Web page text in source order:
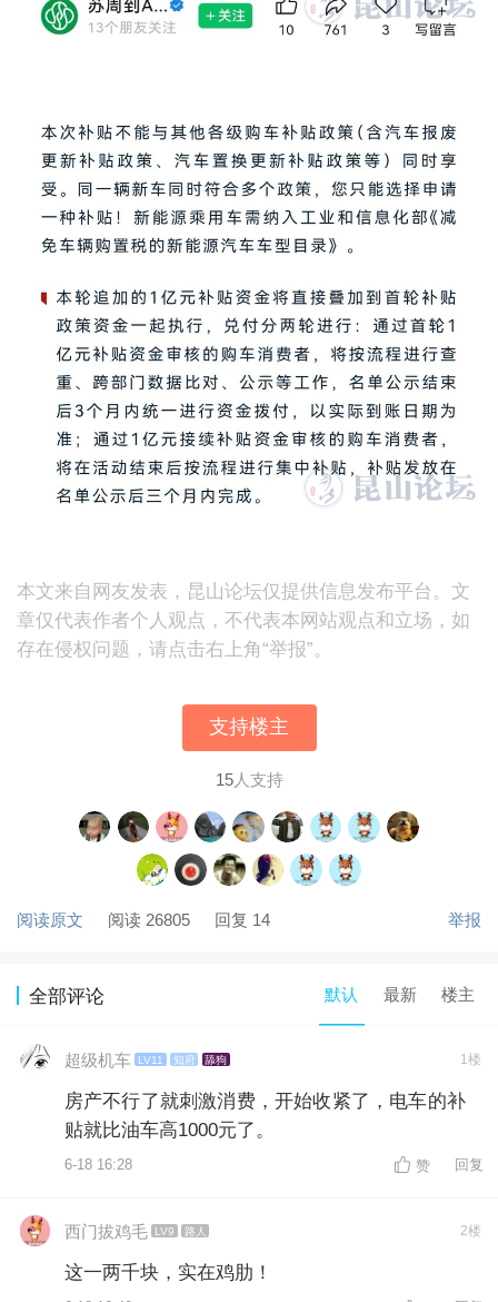
本文来自网友发表，昆山论坛仅提供信息发布平台。文
章仅代表作者个人观点，不代表本网站观点和立场，如
存在侵权问题，请点击右上角“举报”。
支持楼主
15人支持
阅读原文 阅读 26805 回复 14 举报
全部评论 默认 最新 楼主
超级机车 LV11 知府 舔狗 1楼
房产不行了就刺激消费，开始收紧了，电车的补
贴就比油车高1000元了。
6-18 16:28 赞 回复
西门拔鸡毛 LV9 路人 2楼
这一两千块，实在鸡肋！